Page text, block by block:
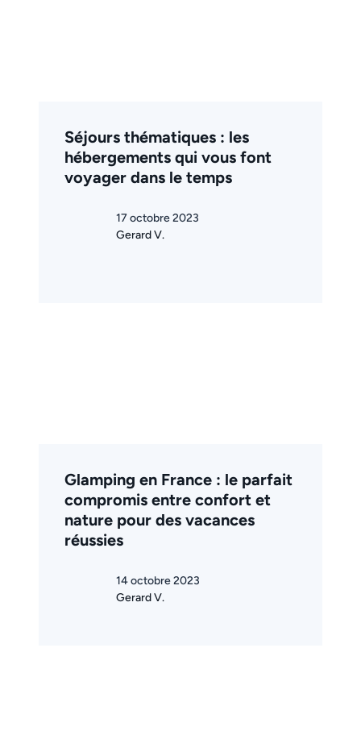
Séjours thématiques : les
hébergements qui vous font
voyager dans le temps
17 octobre 2023
Gerard V.
Glamping en France : le parfait
compromis entre confort et
nature pour des vacances
réussies
14 octobre 2023
Gerard V.